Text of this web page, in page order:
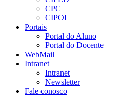
CPC
CIPOI
Portais
Portal do Aluno
Portal do Docente
WebMail
Intranet
Intranet
Newsletter
Fale conosco